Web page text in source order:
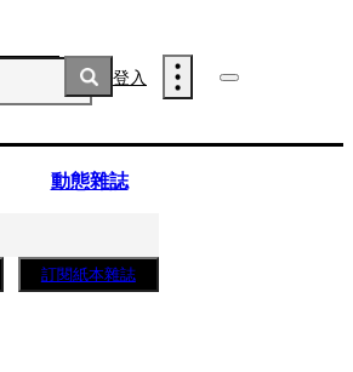
登入
動態雜誌
訂閱紙本雜誌